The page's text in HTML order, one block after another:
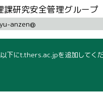
課研究安全管理グループ
anzen@
下にt.thers.ac.jpを追加してく